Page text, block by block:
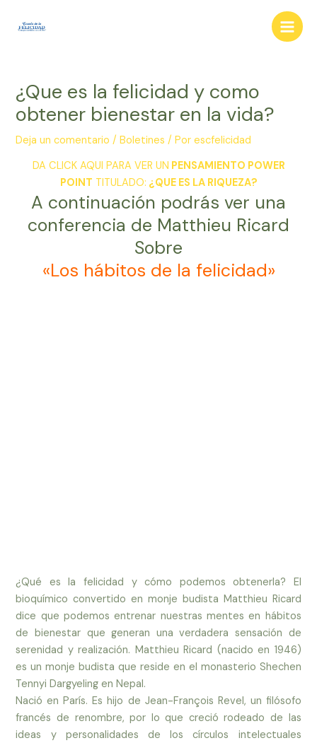
Main
¿Que es la felicidad y como
obtener bienestar en la vida?
Deja un comentario /Boletines / Porescfelicidad
DA CLICK AQUI PARA VER UN PENSAMIENTO POWER
POINT TITULADO: ¿QUE ES LA RIQUEZA?
A continuación podrás ver una
conferencia de Matthieu Ricard
Sobre
«Los hábitos de la felicidad»
¿Qué es la felicidad y cómo podemos obtenerla? El
bioquímico convertido en monje budista Matthieu Ricard
dice que podemos entrenar nuestras mentes en hábitos
de bienestar que generan una verdadera sensación de
serenidad y realización. Matthieu Ricard (nacido en 1946)
es un monje budista que reside en el monasterio Shechen
Tennyi Dargyeling en Nepal.
Nació en París. Es hijo de Jean-François Revel, un filósofo
francés de renombre, por lo que creció rodeado de las
ideas y personalidades de los círculos intelectuales